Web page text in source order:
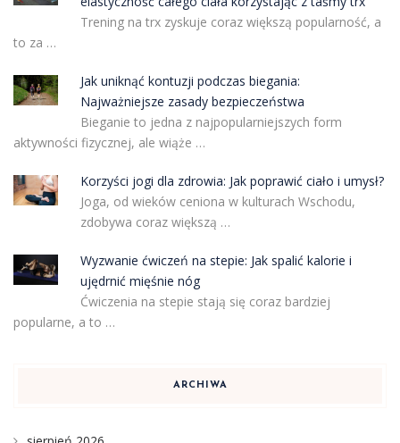
Trening na trx zyskuje coraz większą popularność, a
to za …
Jak uniknąć kontuzji podczas biegania:
Najważniejsze zasady bezpieczeństwa
Bieganie to jedna z najpopularniejszych form
aktywności fizycznej, ale wiąże …
Korzyści jogi dla zdrowia: Jak poprawić ciało i umysł?
Joga, od wieków ceniona w kulturach Wschodu,
zdobywa coraz większą …
Wyzwanie ćwiczeń na stepie: Jak spalić kalorie i
ujędrnić mięśnie nóg
Ćwiczenia na stepie stają się coraz bardziej
popularne, a to …
ARCHIWA